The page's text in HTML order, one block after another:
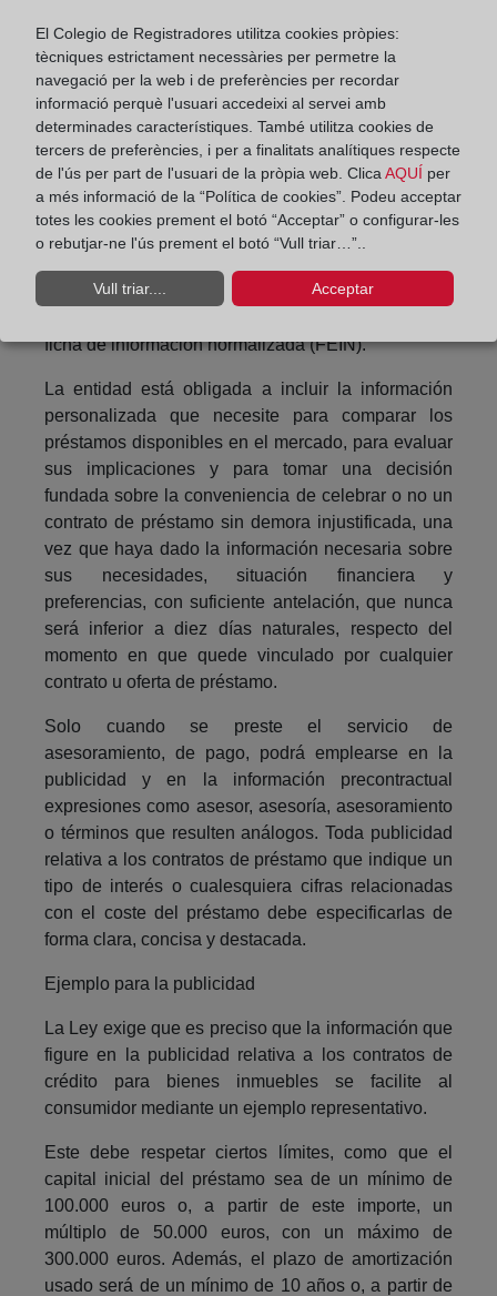
Con carácter general, las ventas vinculadas, que
incluyen paquetes integrados por el préstamo y
otros productos, están prohibidas si en el contrato
de préstamo no se ofrecen al prestatario también
por separado. Con ello, la nueva normativa trata de
evitar prácticas que no permiten a los consumidores
elegir el producto que consideren conveniente.
Las obligaciones de información a favor del posible
los mismos. La entidad le debe facilitar información
ficha de información normalizada (FEIN).
La entidad está obligada a incluir la información
personalizada que necesite para comparar los
préstamos disponibles en el mercado, para evaluar
sus implicaciones y para tomar una decisión
fundada sobre la conveniencia de celebrar o no un
contrato de préstamo sin demora injustificada, una
vez que haya dado la información necesaria sobre
sus necesidades, situación financiera y
preferencias, con suficiente antelación, que nunca
será inferior a diez días naturales, respecto del
momento en que quede vinculado por cualquier
contrato u oferta de préstamo.
Solo cuando se preste el servicio de
asesoramiento, de pago, podrá emplearse en la
publicidad y en la información precontractual
expresiones como asesor, asesoría, asesoramiento
o términos que resulten análogos. Toda publicidad
relativa a los contratos de préstamo que indique un
tipo de interés o cualesquiera cifras relacionadas
con el coste del préstamo debe especificarlas de
forma clara, concisa y destacada.
Ejemplo para la publicidad
La Ley exige que es preciso que la información que
figure en la publicidad relativa a los contratos de
crédito para bienes inmuebles se facilite al
consumidor mediante un ejemplo representativo.
Este debe respetar ciertos límites, como que el
capital inicial del préstamo sea de un mínimo de
100.000 euros o, a partir de este importe, un
múltiplo de 50.000 euros, con un máximo de
300.000 euros. Además, el plazo de amortización
usado será de un mínimo de 10 años o, a partir de
El Colegio de Registradores utilitza cookies pròpies:
tècniques estrictament necessàries per permetre la
navegació per la web i de preferències per recordar
informació perquè l'usuari accedeixi al servei amb
determinades característiques. També utilitza cookies de
tercers de preferències, i per a finalitats analítiques respecte
de l'ús per part de l'usuari de la pròpia web. ClicaAQUÍ per
a més informació de la “Política de cookies”. Podeu acceptar
totes les cookies prement el botó “Acceptar” o configurar-les
o rebutjar-ne l'ús prement el botó “Vull triar…”..
Vull triar.... Acceptar